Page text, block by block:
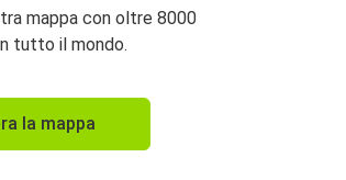
mappa con oltre 8000
tutto il mondo.
la mappa